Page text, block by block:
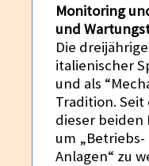
Monitoring
und
Die
italienischer
und als
Tradition.
dieser beiden
um
Anlagen“ zu